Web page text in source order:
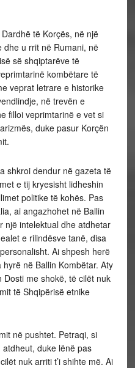
të Korçës, në një
u rrit në Rumani, në
së shqiptarëve të
kombëtare të
veprat letrare e historike
në trevën e
filloi veprimtarinë e vet si
duke pasur Korçën
dendur në gazeta të
e tij kryesisht lidheshin
politike të kohës. Pas
ai angazhohet në Ballin
një intelektual dhe atdhetar
e rilindësve tanë, disa
Ai shpesh herë
në Ballin Kombëtar. Aty
me shokë, të cilët nuk
të Shqipërisë etnike
pushtet. Petraqi, si
duke lënë pas
nuk arriti t’i shihte më. Ai